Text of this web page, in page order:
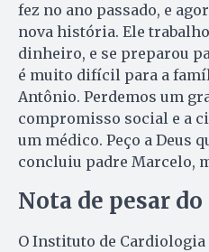
fez no ano passado, e
nova história. Ele
dinheiro, e se preparou
é muito difícil para a
Antônio. Perdemos um
compromisso social e a
um médico. Peço a Deus
concluiu padre Marcelo,
Nota de pesar do
O Instituto de